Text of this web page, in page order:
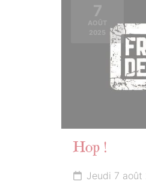
7
AOÛT
2025
Hop !
Jeudi 7